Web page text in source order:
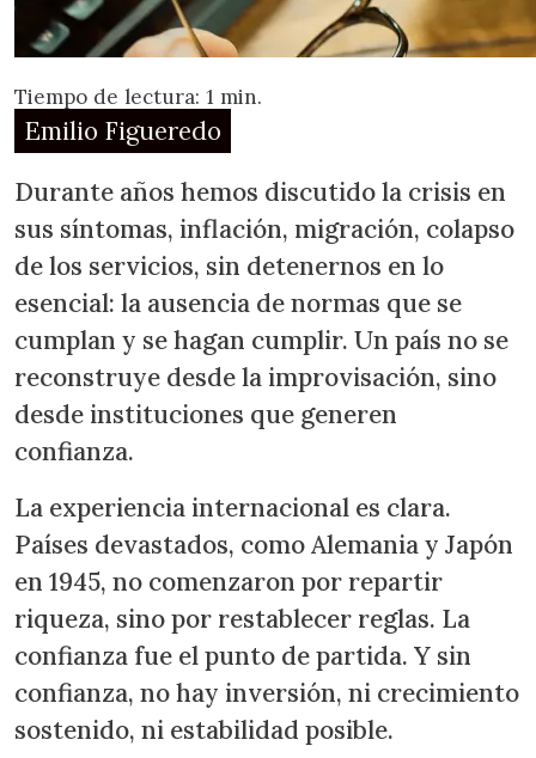
Tiempo de lectura: 1 min.
Emilio Figueredo
Durante años hemos discutido la crisis en
sus síntomas, inflación, migración, colapso
de los servicios, sin detenernos en lo
esencial: la ausencia de normas que se
cumplan y se hagan cumplir. Un país no se
reconstruye desde la improvisación, sino
desde instituciones que generen
confianza.
La experiencia internacional es clara.
Países devastados, como Alemania y Japón
en 1945, no comenzaron por repartir
riqueza, sino por restablecer reglas. La
confianza fue el punto de partida. Y sin
confianza, no hay inversión, ni crecimiento
sostenido, ni estabilidad posible.